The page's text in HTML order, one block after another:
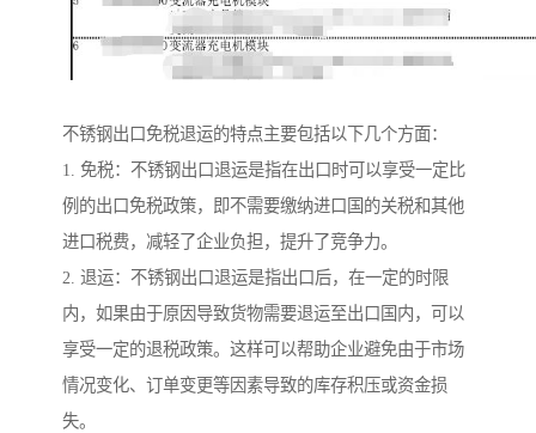
不锈钢出口免税退运的特点主要包括以下几个方面：
1. 免税：不锈钢出口退运是指在出口时可以享受一定比
例的出口免税政策，即不需要缴纳进口国的关税和其他
进口税费，减轻了企业负担，提升了竞争力。
2. 退运：不锈钢出口退运是指出口后，在一定的时限
内，如果由于原因导致货物需要退运至出口国内，可以
享受一定的退税政策。这样可以帮助企业避免由于市场
情况变化、订单变更等因素导致的库存积压或资金损
失。